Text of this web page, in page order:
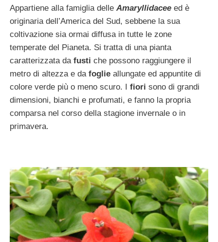
Appartiene alla famiglia delle Amaryllidacee ed è
originaria dell’America del Sud, sebbene la sua
coltivazione sia ormai diffusa in tutte le zone
temperate del Pianeta. Si tratta di una pianta
caratterizzata da fusti che possono raggiungere il
metro di altezza e da foglie allungate ed appuntite di
colore verde più o meno scuro. I fiori sono di grandi
dimensioni, bianchi e profumati, e fanno la propria
comparsa nel corso della stagione invernale o in
primavera.